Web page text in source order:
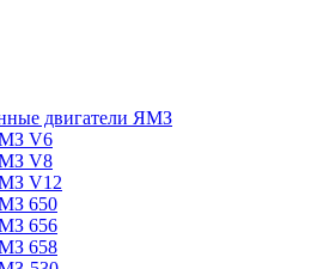
двигатели ЯМЗ
V6
V8
V12
650
656
658